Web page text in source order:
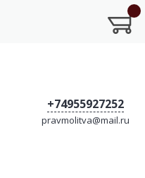
+74955927252
pravmolitva@mail.ru